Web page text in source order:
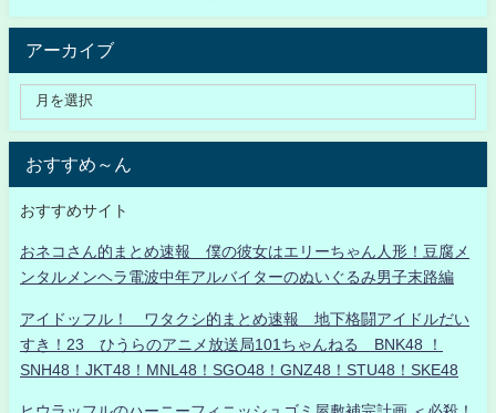
アーカイブ
おすすめ～ん
おすすめサイト
おネコさん的まとめ速報 僕の彼女はエリーちゃん人形！豆腐メ
ンタルメンヘラ電波中年アルバイターのぬいぐるみ男子末路編
アイドッフル！ ワタクシ的まとめ速報 地下格闘アイドルだい
すき！23 ひうらのアニメ放送局101ちゃんねる BNK48 ！
SNH48！JKT48！MNL48！SGO48！GNZ48！STU48！SKE48